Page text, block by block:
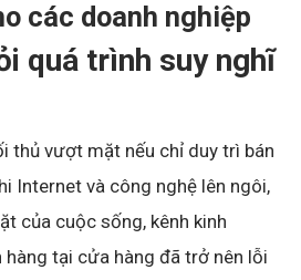
các doanh nghiệp
quá trình suy nghĩ
thủ vượt mặt nếu chỉ duy trì bán
Internet và công nghệ lên ngôi,
của cuộc sống, kênh kinh
hàng tại cửa hàng đã trở nên lỗi